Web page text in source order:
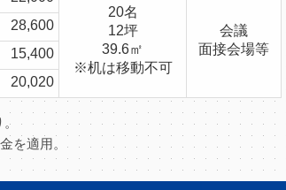
20名
12坪
39.6㎡
※机は移動不可
会議
面接会場等
28,600
15,400
20,020
り。
を適用。